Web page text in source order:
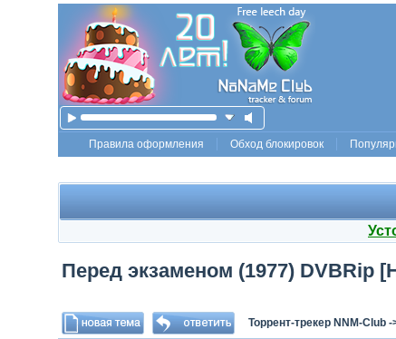
Правила оформления Обход блокировок
Перед экзаменом (1977) DVBRip
Торрент-трекер NNM-Club-